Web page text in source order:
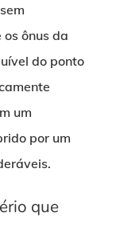
ônus da
do ponto
um
por um
que